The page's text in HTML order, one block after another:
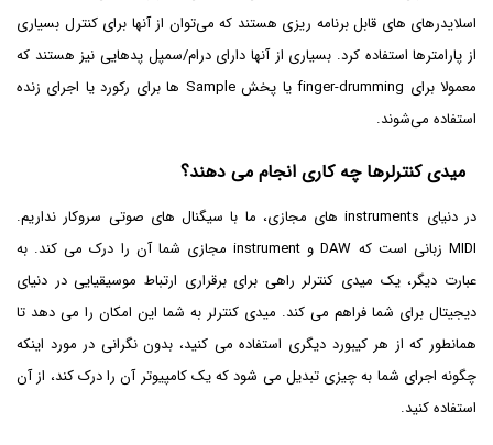
اسلایدرهای های قابل برنامه ریزی هستند که می‌توان از آنها برای کنترل بسیاری
از پارامترها استفاده کرد. بسیاری از آنها دارای درام/سمپل پدهایی نیز هستند که
معمولا برای finger-drumming یا پخش Sample ها برای رکورد یا اجرای زنده
استفاده می‌شوند.
میدی کنترلرها چه کاری انجام می دهند؟
در دنیای instruments های مجازی، ما با سیگنال های صوتی سروکار نداریم.
MIDI زبانی است که DAW و instrument مجازی شما آن را درک می کند. به
عبارت دیگر، یک میدی کنترلر راهی برای برقراری ارتباط موسیقیایی در دنیای
دیجیتال برای شما فراهم می کند. میدی کنترلر به شما این امکان را می دهد تا
همانطور که از هر کیبورد دیگری استفاده می کنید، بدون نگرانی در مورد اینکه
چگونه اجرای شما به چیزی تبدیل می شود که یک کامپیوتر آن را درک کند، از آن
استفاده کنید.